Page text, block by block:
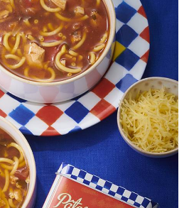
DIFFICULTÉ
PRÉPARATION
10 Min